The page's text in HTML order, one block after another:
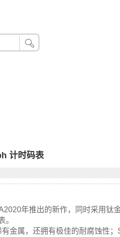
计时码表
年推出的新作，同时采用钛金
。
金属，还拥有极佳的耐腐蚀性；